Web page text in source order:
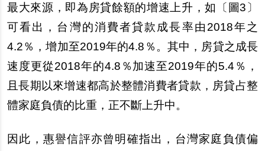
最大來源，即為房貸餘額的增速上升，如〔圖3〕
可看出，台灣的消費者貸款成長率由2018年之
4.2％，增加至2019年的4.8％。其中，房貸之成長
速度更從2018年的4.8％加速至2019年的5.4％，
且長期以來增速都高於整體消費者貸款，房貸占整
體家庭負債的比重，正不斷上升中。
因此，惠譽信評亦曾明確指出，台灣家庭負債偏